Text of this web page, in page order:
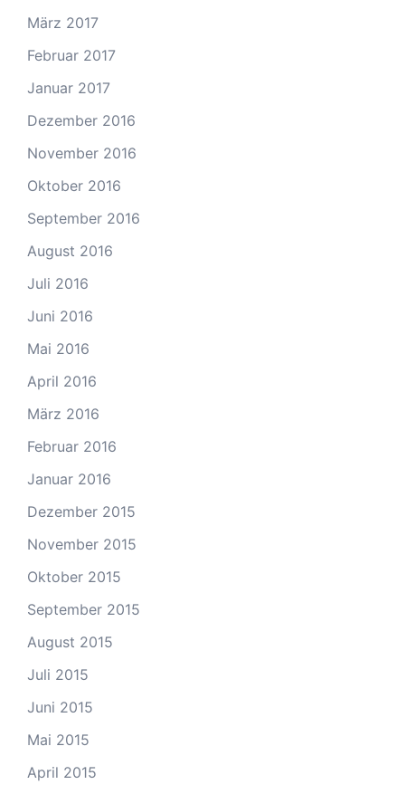
März 2017
Februar 2017
Januar 2017
Dezember 2016
November 2016
Oktober 2016
September 2016
August 2016
Juli 2016
Juni 2016
Mai 2016
April 2016
März 2016
Februar 2016
Januar 2016
Dezember 2015
November 2015
Oktober 2015
September 2015
August 2015
Juli 2015
Juni 2015
Mai 2015
April 2015